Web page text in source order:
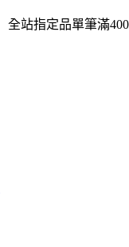
全站指定品單筆滿